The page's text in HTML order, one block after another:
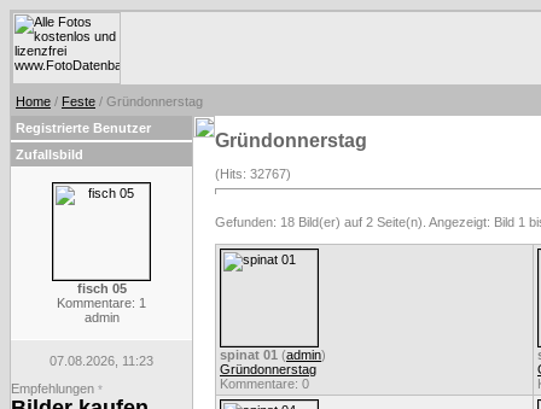
Home / Feste / Gründonnerstag
Registrierte Benutzer
Zufallsbild
fisch 05
Kommentare: 1
admin
07.08.2026, 11:23
Empfehlungen *
Gründonnerstag
(Hits: 32767)
Gefunden: 18 Bild(er) auf 2 Seite(n). Angezeigt: Bild 1
spinat 01 (admin)
Gründonnerstag
Kommentare: 0